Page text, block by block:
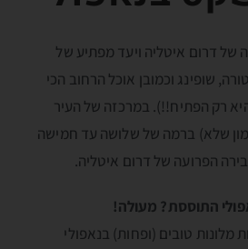
של דרום איטליה ויעד מפתיע של
שופינג וכמובן אוכל הרחוב הכי
רק הפתיח!!). במרכזה של העיר
שלא) ברמה של שלושה עד חמישה
הפרועה של דרום איטליה.
התוססת? מעולה!
מלונות טובים (ופחות) בנאפולי